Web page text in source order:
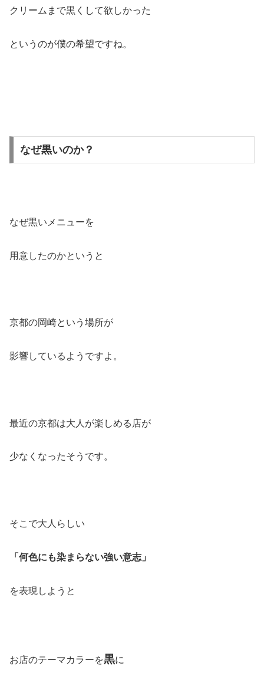
クリームまで黒くして欲しかった
というのが僕の希望ですね。
なぜ黒いのか？
なぜ黒いメニューを
用意したのかというと
京都の岡崎という場所が
影響しているようですよ。
最近の京都は大人が楽しめる店が
少なくなったそうです。
そこで大人らしい
「何色にも染まらない強い意志」
を表現しようと
お店のテーマカラーを黒に